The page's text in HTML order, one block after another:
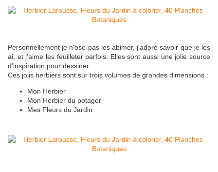
Personnellement je n'ose pas les abimer, j'adore savoir que je les
ai, et j'aime les feuilleter parfois. Elles sont aussi une jolie source
d'inspiration pour dessiner.
Ces jolis herbiers sont sur trois volumes de grandes dimensions :
Mon Herbier
Mon Herbier du potager
Mes Fleurs du Jardin